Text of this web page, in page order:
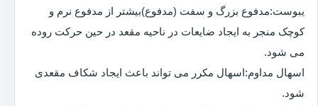
یبوست:مدفوع بزرگ و سفت (مدفوع)بیشتر از مدفوع نرم و
کوچک منجر به ایجاد ضایعات در ناحیه مقعد در حین حرکت روده
می شود.
اسهال مداوم:اسهال مکرر می تواند باعث ایجاد شکاف مقعدی
شود.